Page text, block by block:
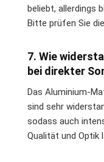
beliebt, allerdings
Bitte prüfen Sie
7. Wie
bei direkter
Das Aluminium-
sind sehr
sodass auch
Qualität und